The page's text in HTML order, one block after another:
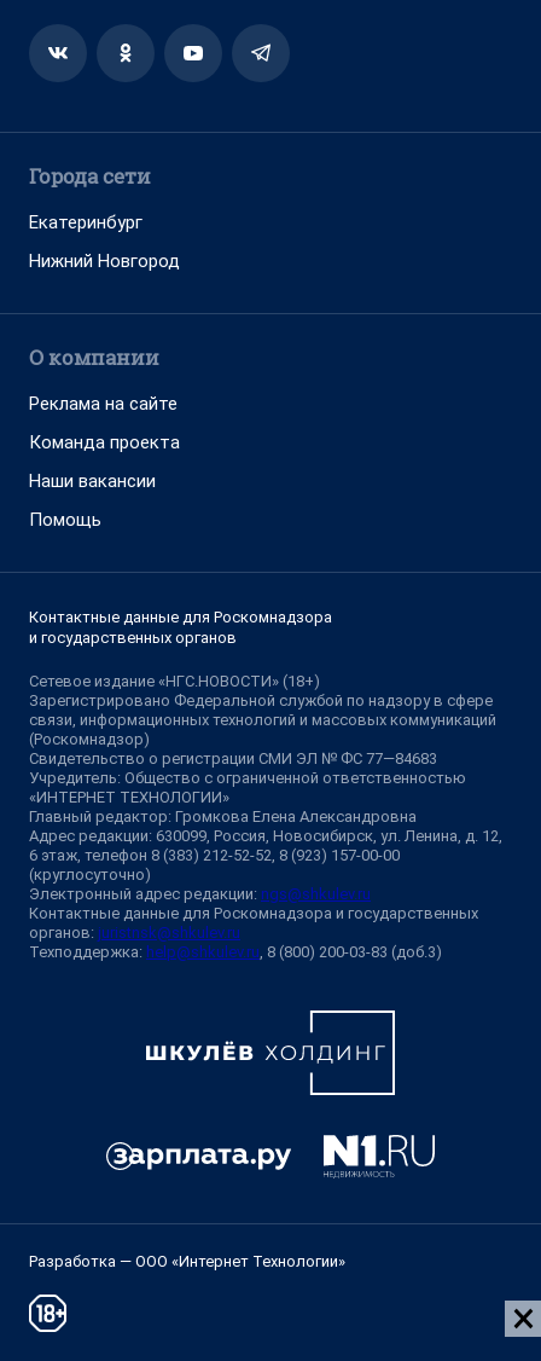
Города сети
Екатеринбург
Нижний Новгород
О компании
Реклама на сайте
Команда проекта
Наши вакансии
Помощь
Контактные данные для Роскомнадзора
и государственных органов
Сетевое издание «НГС.НОВОСТИ» (18+)
Зарегистрировано Федеральной службой по надзору в сфере
связи, информационных технологий и массовых коммуникаций
(Роскомнадзор)
Свидетельство о регистрации СМИ ЭЛ № ФС 77—84683
Учредитель: Общество с ограниченной ответственностью
«ИНТЕРНЕТ ТЕХНОЛОГИИ»
Главный редактор: Громкова Елена Александровна
Адрес редакции: 630099, Россия, Новосибирск, ул. Ленина, д. 12,
6 этаж, телефон 8 (383) 212-52-52, 8 (923) 157-00-00
(круглосуточно)
Электронный адрес редакции: ngs@shkulev.ru
Контактные данные для Роскомнадзора и государственных
органов: juristnsk@shkulev.ru
Техподдержка: help@shkulev.ru , 8 (800) 200-03-83 (доб.3)
Разработка — ООО «Интернет Технологии»